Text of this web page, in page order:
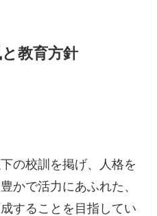
教育方針
の校訓を掲げ、人格を
かで活力にあふれた、
することを目指してい